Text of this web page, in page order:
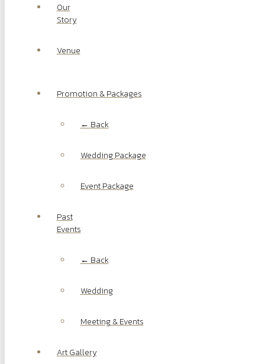
Our
Story
Venue
Promotion & Packages
← Back
Wedding Package
Event Package
Past
Events
← Back
Wedding
Meeting & Events
Art Gallery